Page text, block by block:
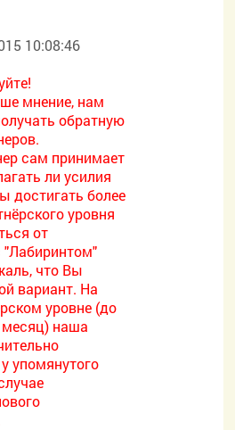
10:08:46
мнение, нам
обратную
сам принимает
ли усилия
достигать более
уровня
от
"Лабиринтом"
что Вы
вариант. На
уровне (до
месяц) наша
упомянутого